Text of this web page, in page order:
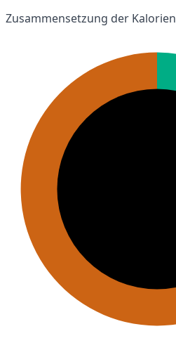
Zusammensetzung der Kalorien